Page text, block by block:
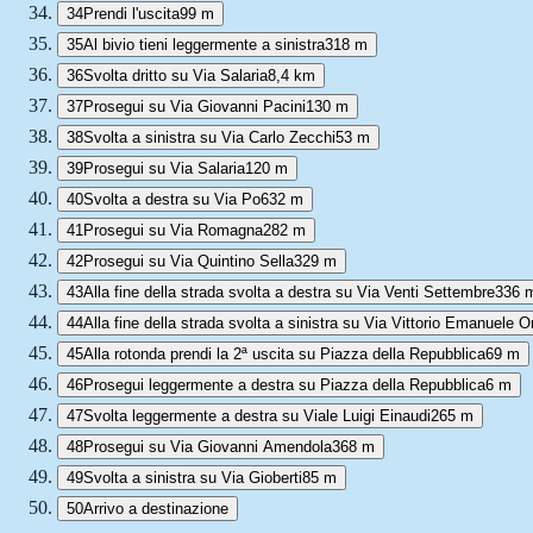
34Prendi l'uscita99 m
35Al bivio tieni leggermente a sinistra318 m
36Svolta dritto su Via Salaria8,4 km
37Prosegui su Via Giovanni Pacini130 m
38Svolta a sinistra su Via Carlo Zecchi53 m
39Prosegui su Via Salaria120 m
40Svolta a destra su Via Po632 m
41 Prosegui su Via Romagna282 m
42Prosegui su Via Quintino Sella329 m
43Alla fine della strada svolta a destra su Via Venti Settembre336
44Alla fine della strada svolta a sinistra su Via Vittorio Emanuele
45Alla rotonda prendi la 2ª uscita su Piazza della Repubblica69 m
46Prosegui leggermente a destra su Piazza della Repubblica6 m
47Svolta leggermente a destra su Viale Luigi Einaudi265 m
48Prosegui su Via Giovanni Amendola368 m
49Svolta a sinistra su Via Gioberti85 m
50Arrivo a destinazione